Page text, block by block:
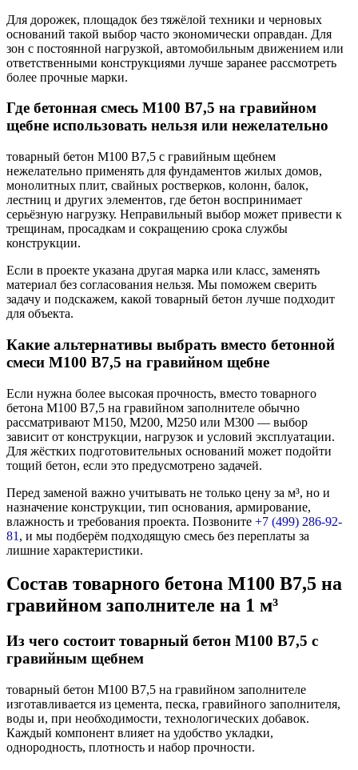
Для дорожек, площадок без тяжёлой техники и черновых
оснований такой выбор часто экономически оправдан. Для
зон с постоянной нагрузкой, автомобильным движением или
ответственными конструкциями лучше заранее рассмотреть
более прочные марки.
Где бетонная смесь М100 В7,5 на гравийном
щебне использовать нельзя или нежелательно
товарный бетон М100 В7,5 с гравийным щебнем
нежелательно применять для фундаментов жилых домов,
монолитных плит, свайных ростверков, колонн, балок,
лестниц и других элементов, где бетон воспринимает
серьёзную нагрузку. Неправильный выбор может привести к
трещинам, просадкам и сокращению срока службы
конструкции.
Если в проекте указана другая марка или класс, заменять
материал без согласования нельзя. Мы поможем сверить
задачу и подскажем, какой товарный бетон лучше подходит
для объекта.
Какие альтернативы выбрать вместо бетонной
смеси М100 В7,5 на гравийном щебне
Если нужна более высокая прочность, вместо товарного
бетона М100 В7,5 на гравийном заполнителе обычно
рассматривают М150, М200, М250 или М300 — выбор
зависит от конструкции, нагрузок и условий эксплуатации.
Для жёстких подготовительных оснований может подойти
тощий бетон, если это предусмотрено задачей.
Перед заменой важно учитывать не только цену за м³, но и
назначение конструкции, тип основания, армирование,
влажность и требования проекта. Позвоните +7 (499) 286-92-
81 , и мы подберём подходящую смесь без переплаты за
лишние характеристики.
Состав товарного бетона М100 В7,5 на
гравийном заполнителе на 1 м³
Из чего состоит товарный бетон М100 В7,5 с
гравийным щебнем
товарный бетон М100 В7,5 на гравийном заполнителе
изготавливается из цемента, песка, гравийного заполнителя,
воды и, при необходимости, технологических добавок.
Каждый компонент влияет на удобство укладки,
однородность, плотность и набор прочности.